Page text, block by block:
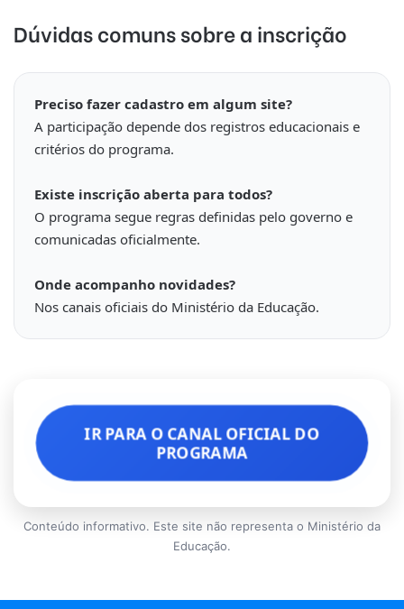
Dúvidas comuns sobre a inscrição
Preciso fazer cadastro em algum site?
A participação depende dos registros educacionais e
critérios do programa.
Existe inscrição aberta para todos?
O programa segue regras definidas pelo governo e
comunicadas oficialmente.
Onde acompanho novidades?
Nos canais oficiais do Ministério da Educação.
IR PARA O CANAL OFICIAL DO
PROGRAMA
Conteúdo informativo. Este site não representa o Ministério da
Educação.